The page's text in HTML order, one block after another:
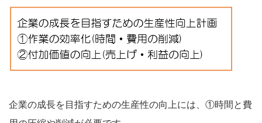
企業の成長を目指すための生産性の向上には、①時間と費